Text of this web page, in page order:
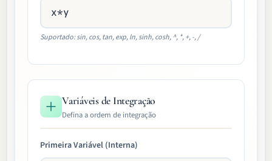
Suportado: sin, cos, tan, exp, ln, sinh, cosh, ^, *, +, -, /
Variáveis de Integração
Defina a ordem de integração
Primeira Variável (Interna)